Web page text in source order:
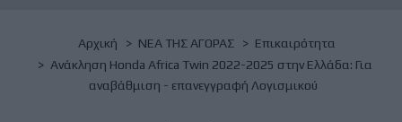
Breadcrumb
Αρχική NΕΑ ΤΗΣ ΑΓΟΡΑΣ
Επικαιρότητα
Ανάκληση Honda Africa Twin 2022-2025 στην Ελλάδα: Για
αναβάθμιση - επανεγγραφή Λογισμικού